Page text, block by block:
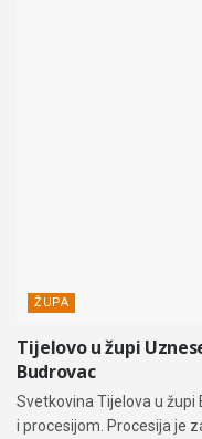
ŽUPA
Tijelovo u župi
Budrovac
Svetkovina Tijelova u
i procesijom. Procesija je